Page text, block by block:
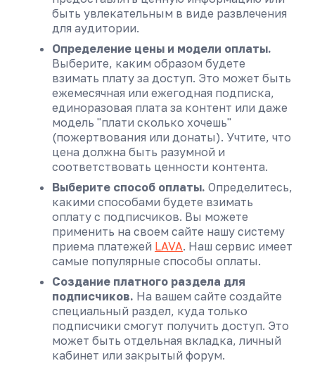
быть увлекательным в виде развлечения
для аудитории.
Определение цены и модели оплаты.
Выберите, каким образом будете
взимать плату за доступ. Это может быть
ежемесячная или ежегодная подписка,
единоразовая плата за контент или даже
модель "плати сколько хочешь"
(пожертвования или донаты). Учтите, что
цена должна быть разумной и
соответствовать ценности контента.
Выберите способ оплаты. Определитесь,
какими способами будете взимать
оплату с подписчиков. Вы можете
применить на своем сайте нашу систему
приема платежей LAVA. Наш сервис имеет
самые популярные способы оплаты.
Создание платного раздела для
подписчиков. На вашем сайте создайте
специальный раздел, куда только
подписчики смогут получить доступ. Это
может быть отдельная вкладка, личный
кабинет или закрытый форум.